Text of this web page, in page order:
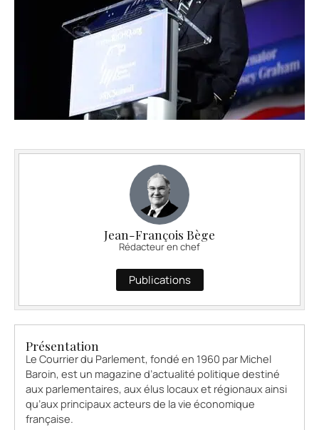
Jean-François Bège
Rédacteur en chef
Publications
Présentation
Le Courrier du Parlement, fondé en 1960 par Michel
Baroin, est un magazine d’actualité politique destiné
aux parlementaires, aux élus locaux et régionaux ainsi
qu’aux principaux acteurs de la vie économique
française.